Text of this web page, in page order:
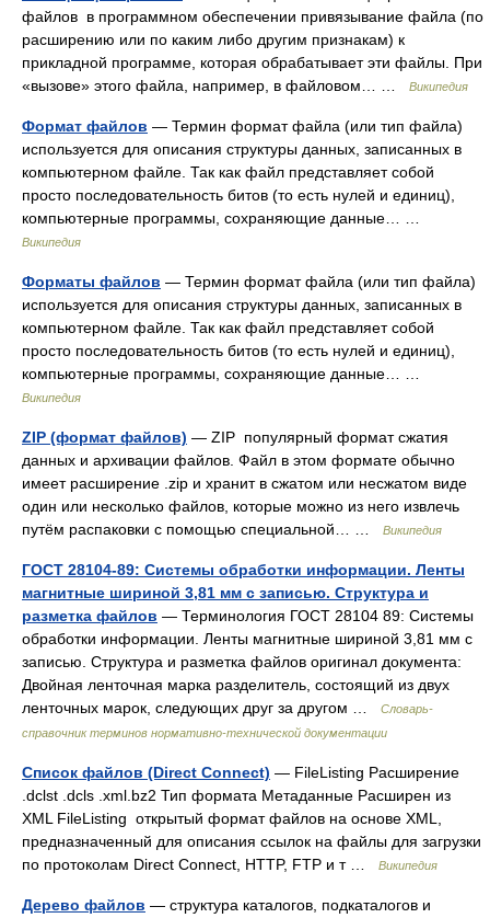
файлов в программном обеспечении привязывание файла (по
расширению или по каким либо другим признакам) к
прикладной программе, которая обрабатывает эти файлы. При
«вызове» этого файла, например, в файловом… …
Википедия
Формат файлов — Термин формат файла (или тип файла)
используется для описания структуры данных, записанных в
компьютерном файле. Так как файл представляет собой
просто последовательность битов (то есть нулей и единиц),
компьютерные программы, сохраняющие данные… …
Википедия
Форматы файлов — Термин формат файла (или тип файла)
используется для описания структуры данных, записанных в
компьютерном файле. Так как файл представляет собой
просто последовательность битов (то есть нулей и единиц),
компьютерные программы, сохраняющие данные… …
Википедия
ZIP (формат файлов) — ZIP популярный формат сжатия
данных и архивации файлов. Файл в этом формате обычно
имеет расширение .zip и хранит в сжатом или несжатом виде
один или несколько файлов, которые можно из него извлечь
путём распаковки с помощью специальной… …
Википедия
ГОСТ 28104-89: Системы обработки информации. Ленты
магнитные шириной 3,81 мм с записью. Структура и
разметка файлов — Терминология ГОСТ 28104 89: Системы
обработки информации. Ленты магнитные шириной 3,81 мм с
записью. Структура и разметка файлов оригинал документа:
Двойная ленточная марка разделитель, состоящий из двух
ленточных марок, следующих друг за другом …
Словарь-
справочник терминов нормативно-технической документации
Список файлов (Direct Connect) — FileListing Расширение
.dclst .dcls .xml.bz2 Тип формата Метаданные Расширен из
XML FileListing открытый формат файлов на основе XML,
предназначенный для описания ссылок на файлы для загрузки
по протоколам Direct Connect, HTTP, FTP и т …
Википедия
Дерево файлов — структура каталогов, подкаталогов и